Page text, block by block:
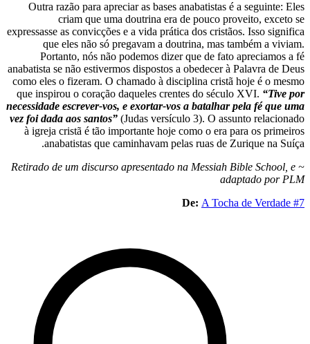
Outra razão para apreciar as bases
criam que uma doutrina era de
expressasse as convicções e a vida prática
que eles não só pregavam a
Portanto, nós não podemos dizer
anabatista se não estivermos dispostos a
como eles o fizeram. O chamado à
que inspirou o coração daqueles crentes
necessidade escrever-vos, e exortar-vos a
vez foi dada aos santos”(Judas versículo
à igreja cristã é tão importante hoje
anabatistas que caminhavam pelas
~ Retirado de um discurso apresentado na